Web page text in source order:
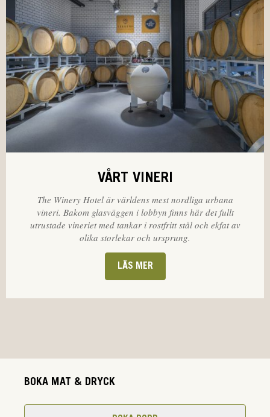
VÅRT VINERI
The Winery Hotel är världens mest nordliga urbana
vineri. Bakom glasväggen i lobbyn finns här det fullt
utrustade vineriet med tankar i rostfritt stål och ekfat av
olika storlekar och ursprung.
LÄS MER
BOKA MAT & DRYCK